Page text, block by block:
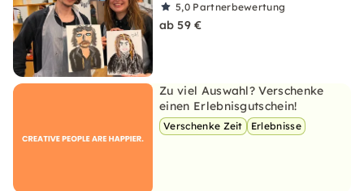
5,0 Partnerbewertung
ab 59 €
Zu viel Auswahl? Verschenke
einen Erlebnisgutschein!
Verschenke Zeit Erlebnisse